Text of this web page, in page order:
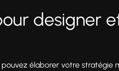
designer
élaborer votre